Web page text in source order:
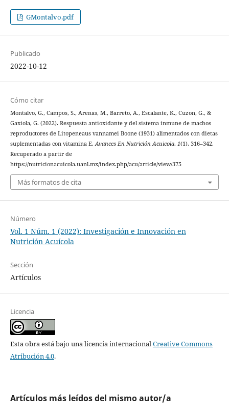
GMontalvo.pdf
Publicado
2022-10-12
Cómo citar
Montalvo, G., Campos, S., Arenas, M., Barreto, A., Escalante, K., Cuzon, G., &
Gaxiola, G. (2022). Respuesta antioxidante y del sistema inmune de machos
reproductores de Litopeneaus vannamei Boone (1931) alimentados con dietas
suplementadas con vitamina E. Avances En Nutrición Acuicola, 1(1), 316–342.
Recuperado a partir de
https://nutricionacuicola.uanl.mx/index.php/acu/article/view/375
Más formatos de cita
Número
Vol. 1 Núm. 1 (2022): Investigación e Innovación en
Nutrición Acuícola
Sección
Artículos
Licencia
Esta obra está bajo una licencia internacionalCreative Commons
Atribución 4.0.
Artículos más leídos del mismo autor/a